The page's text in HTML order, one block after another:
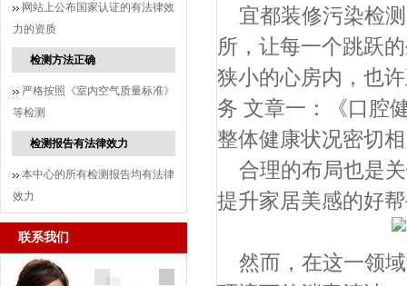
网站上公布国家认证的有法律效
力的资质
检测方法正确
严格按照《室内空气质量标准》
等检测
检测报告有法律效力
本中心的所有检测报告均有法律
效力
联系我们
宜都装修污染检
所，让每一个跳跃
狭小的心房内，也
务 文章一：《口腔
整体健康状况密切
合理的布局也是
提升家居美感的好
然而，在这一领